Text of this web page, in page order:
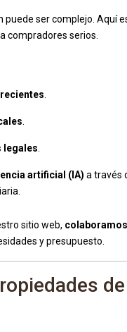
ser complejo. Aquí
compradores serios.
legales
artificial (IA) a través
sitio web,
y presupuesto.